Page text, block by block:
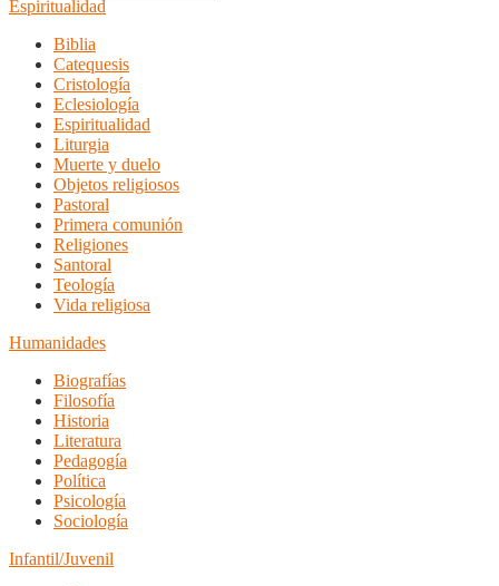
Espiritualidad
Biblia
Catequesis
Cristología
Eclesiología
Espiritualidad
Liturgia
Muerte y duelo
Objetos religiosos
Pastoral
Primera comunión
Religiones
Santoral
Teología
Vida religiosa
Humanidades
Biografías
Filosofía
Historia
Literatura
Pedagogía
Política
Psicología
Sociología
Infantil/Juvenil